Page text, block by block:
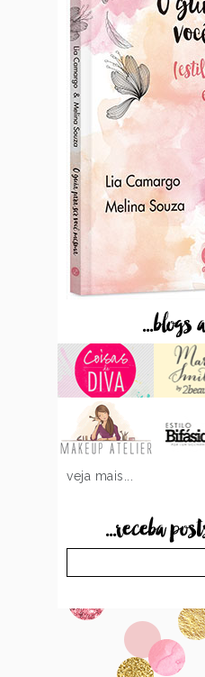
...blogs
veja mais...
...receba